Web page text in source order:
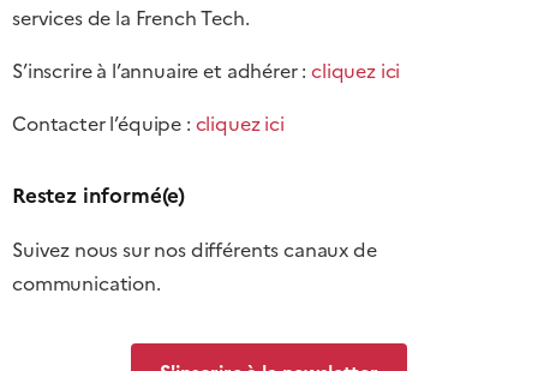
services de la French Tech.
S’inscrire à l’annuaire et adhérer :cliquez ici
Contacter l’équipe : cliquez ici
Restez informé(e)
Suivez nous sur nos différents canaux de
communication.